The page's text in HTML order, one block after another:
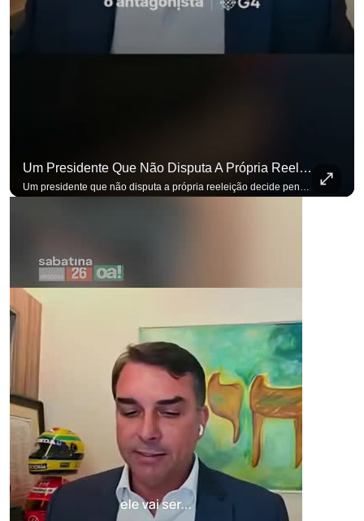
Um Presidente Que Não Disputa A Própria Reeleição Decide Pensando Em Quem Vem Depois.